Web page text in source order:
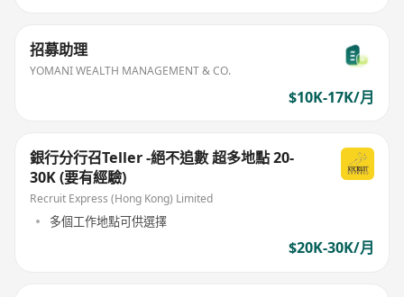
招募助理
YOMANI WEALTH MANAGEMENT & CO.
$10K-17K/月
銀行分行召Teller -絕不追數 超多地點 20-
30K (要有經驗)
Recruit Express (Hong Kong) Limited
多個工作地點可供選擇
$20K-30K/月